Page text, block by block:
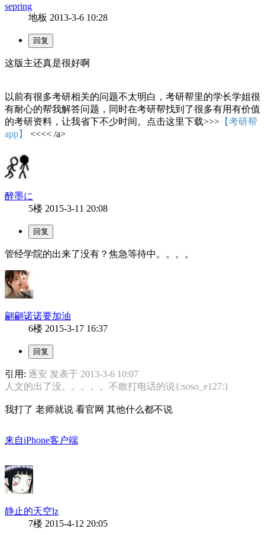
sepring
地板 2013-3-6 10:28
这版主还真是很好啊
以前有很多考研相关的问题不太明白，考研帮里的学长学姐很
有耐心的帮我解答问题，同时在考研帮找到了很多有用有价值
的考研资料，让我省下不少时间。点击这里下载>>> 【考研帮
app】
<<<< /a>
醉墨に
5楼 2015-3-11 20:08
管经学院的出来了没有？焦急等待中。。。。
翩翩诺诺要加油
6楼 2015-3-17 16:37
引用: 逐安 发表于 2013-3-6 10:07
人文的出了没。。。。。不敢打电话的说{:soso_e127:}
我打了 老师就说 看官网 其他什么都不说
来自iPhone客户端
静止的天空lz
7楼 2015-4-12 20:05